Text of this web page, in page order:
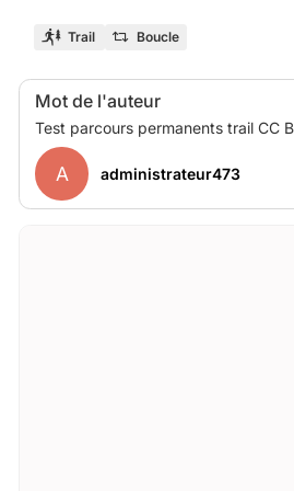
Trail Boucle
Mot de l'auteur
A administrateur473